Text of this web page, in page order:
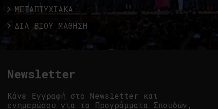
ΜΕΤΑΠΤΥΧΙΑΚΑ
ΔΙΑ ΒΙΟΥ ΜΑΘΗΣΗ
Newsletter
Κάνε Εγγραφή στο Newsletter και
ενημερώσου για τα Προγράμματα Σπουδών,